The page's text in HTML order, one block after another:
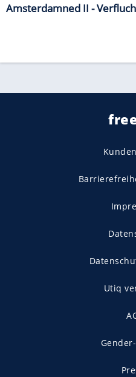
Amsterdamned II -
Utiq